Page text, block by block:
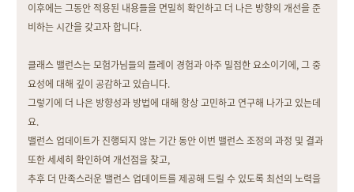
이후에는 그동안 적용된 내용들을 면밀히 확인하고 더 나은 방향의 개선을 준
비하는 시간을 갖고자 합니다.
클래스 밸런스는 모험가님들의 플레이 경험과 아주 밀접한 요소이기에, 그 중
요성에 대해 깊이 공감하고 있습니다.
그렇기에 더 나은 방향성과 방법에 대해 항상 고민하고 연구해 나가고 있는데
요.
밸런스 업데이트가 진행되지 않는 기간 동안 이번 밸런스 조정의 과정 및 결과
또한 세세히 확인하여 개선점을 찾고,
추후 더 만족스러운 밸런스 업데이트를 제공해 드릴 수 있도록 최선의 노력을